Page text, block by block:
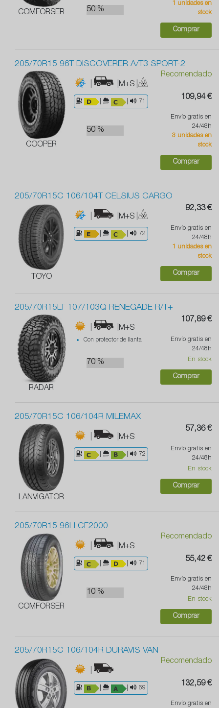
COMFORSER 50 %
1 unidades en
stock
Comprar
205/70R15 96T DISCOVERER A/T3 SPORT-2
COOPER
| |M+S |
71
50 %
Recomendado
109,94 €
Envío gratis en
24/48h
3 unidades en
stock
Comprar
205/70R15C 106/104T CELSIUS CARGO
TOYO
| |M+S |
72
92,33 €
Envío gratis en
24/48h
1 unidades en
stock
Comprar
205/70R15LT 107/103Q RENEGADE R/T+
RADAR
| |M+S
Con protector de llanta
70 %
107,89 €
Envío gratis en
24/48h
En stock
Comprar
205/70R15C 106/104R MILEMAX
LANVIGATOR
| |M+S
72
57,36 €
Envío gratis en
24/48h
En stock
Comprar
205/70R15 96H CF2000
COMFORSER
| |M+S
71
10 %
Recomendado
55,42 €
Envío gratis en
24/48h
En stock
Comprar
205/70R15C 106/104R DURAVIS VAN
|
69
Recomendado
132,59 €
Envío gratis en